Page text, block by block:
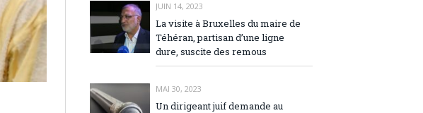
JUIN 14, 2023
La visite à Bruxelles du maire de
Téhéran, partisan d’une ligne
dure, suscite des remous
MAI 30, 2023
Un dirigeant juif demande au